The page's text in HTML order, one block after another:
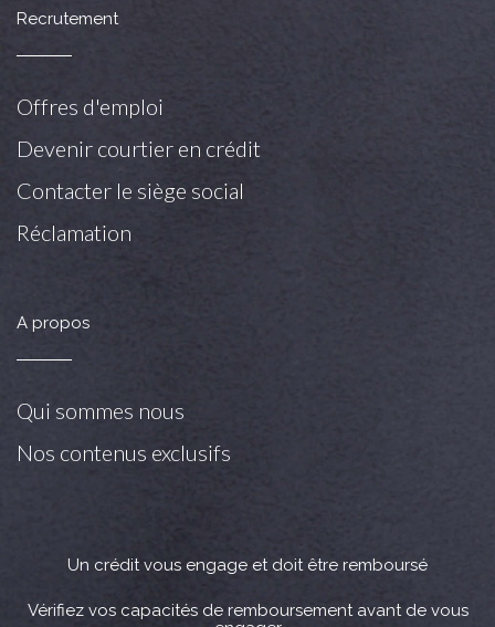
Recrutement
Offres d'emploi
Devenir courtier en crédit
Contacter le siège social
Réclamation
A propos
Qui sommes nous
Nos contenus exclusifs
Un crédit vous engage et doit être remboursé
Vérifiez vos capacités de remboursement avant de vous